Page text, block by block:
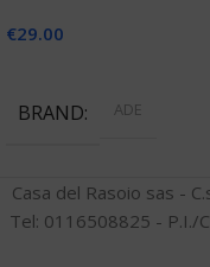
€29.00
BRAND ADE
Casa del Rasoio sas -
Tel: 0116508825 - P.I./